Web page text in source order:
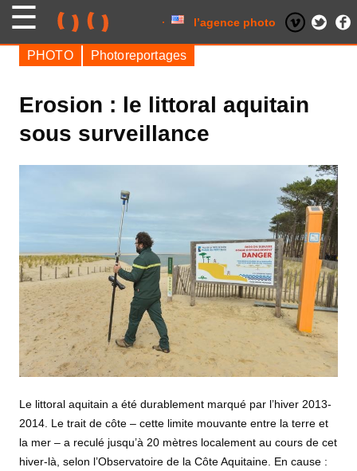
l’agence photo
Erosion : le littoral aquitain
sous surveillance
PHOTO Photoreportages
Le littoral aquitain a été durablement marqué par l’hiver 2013-
2014. Le trait de côte – cette limite mouvante entre la terre et
la mer – a reculé jusqu’à 20 mètres localement au cours de cet
hiver-là, selon l’Observatoire de la Côte Aquitaine. En cause :